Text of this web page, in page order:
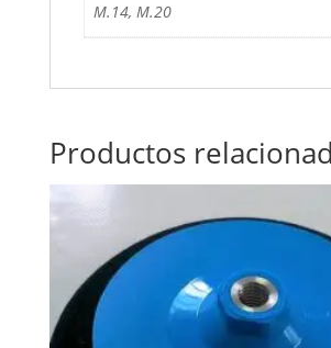
M.14, M.20
Productos